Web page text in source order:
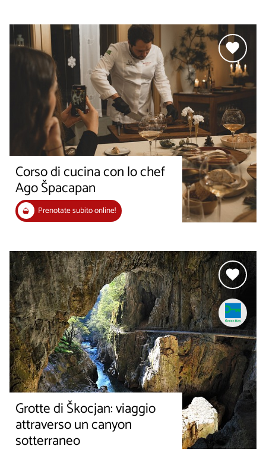
Corso di cucina con lo chef
Ago Špacapan
Prenotate subito online!
Grotte di Škocjan: viaggio
attraverso un canyon
sotterraneo